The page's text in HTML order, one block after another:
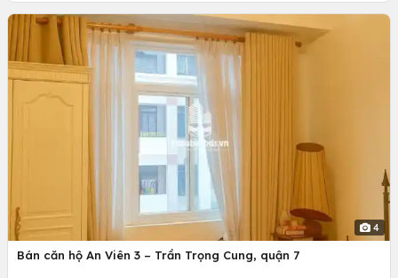
4
Bán căn hộ An Viên 3 – Trần Trọng Cung, quận 7